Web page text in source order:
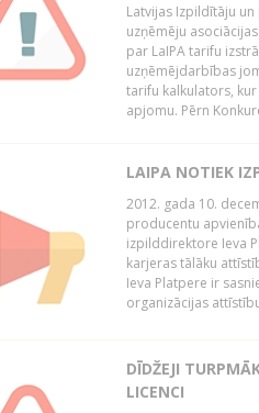
Latvijas Izpildītāju
uzņēmēju
par LaIPA tarifu
uzņēmējdarbības
tarifu kalkulators,
apjomu. Pērn
LAIPA NOTIEK
2012. gada 10.
producentu
izpilddirektore Ieva
karjeras tālāku
Ieva Platpere ir
organizācijas
DĪDŽEJI
LICENCI